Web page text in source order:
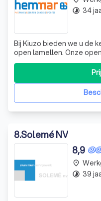
Bij Kiuzo bieden we u de
open lamellen. Onze
permanente ventilatie,
ruimte volledig
aan en met ons
automatisch worden
timelapse 34
8.Solemé NV
8,9
place
timelapse 39